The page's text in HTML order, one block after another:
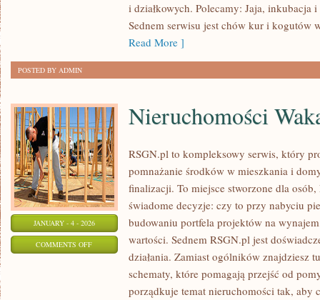
i działkowych. Polecamy: Jaja,
Sednem serwisu jest chów kur i kogutów
Read More ]
POSTED BY ADMIN
JANUARY - 4 - 2026
COMMENTS OFFON
NIERUCHOMOŚCI
WAKACYJNE
Nieruchomości
RSGN.pl to kompleksowy serwis, który
pomnażanie środków w mieszkania i
finalizacji. To miejsce stworzone dla
świadome decyzje: czy to przy nabyciu
budowaniu portfela projektów na
wartości. Sednem RSGN.pl jest
działania. Zamiast ogólników znajdziesz
schematy, które pomagają przejść od
porządkuje temat nieruchomości tak, aby